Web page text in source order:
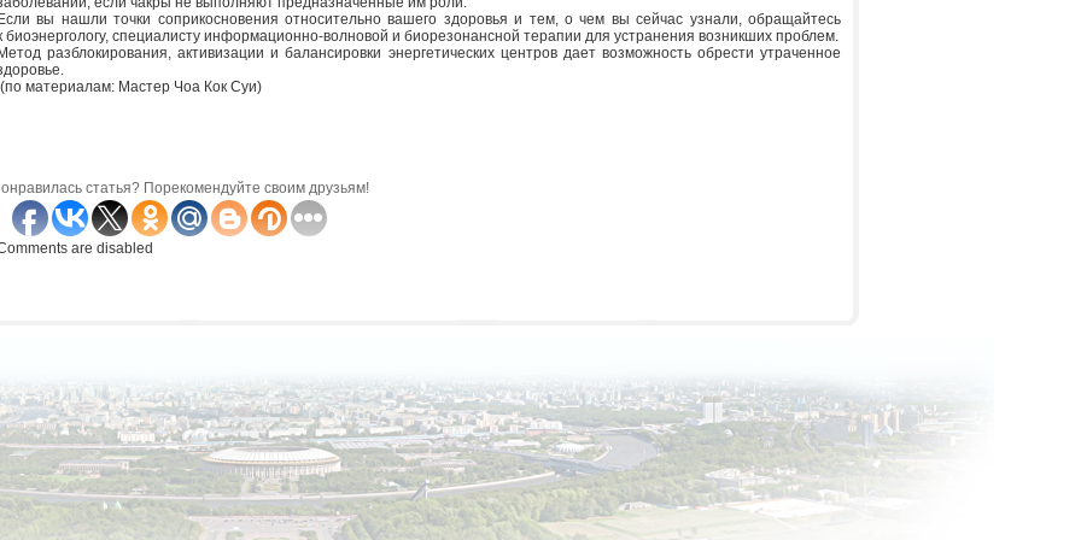
вы нашли точки соприкосновения относительно вашего здоровья и тем, о чем вы сейчас узнали, обращайтесь
биоэнергологу, специалисту информационно-волновой и биорезонансной терапии для устранения возникших проблем.
разблокирования, активизации и балансировки энергетических центров дает возможность обрести утраченное
материалам: Мастер Чоа Кок Суи)
статья? Порекомендуйте своим друзьям!
are disabled